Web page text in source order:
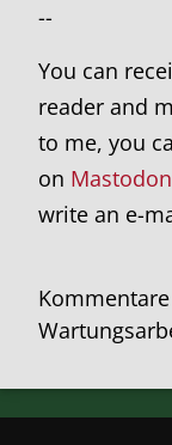
--
You can
reader and
to me, you
on Mastodon
write an e-